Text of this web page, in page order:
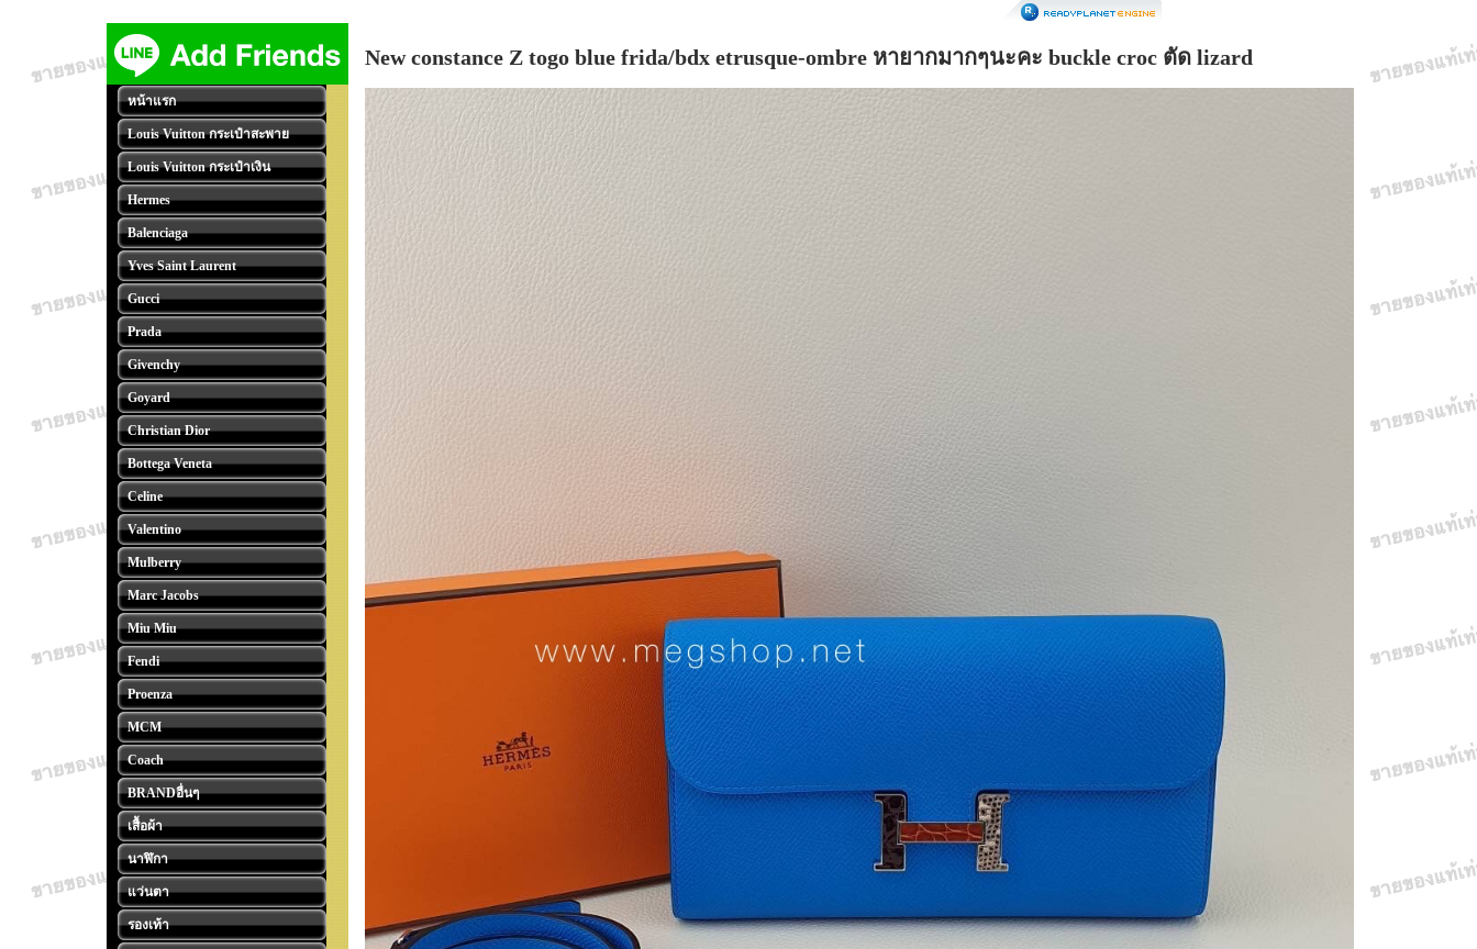
หน้าแรก
Louis Vuitton กระเป๋าสะพาย
Louis Vuitton กระเป๋าเงิน
Hermes
Balenciaga
Yves Saint Laurent
Gucci
Prada
Givenchy
Goyard
Christian Dior
Bottega Veneta
Celine
Valentino
Mulberry
Marc Jacobs
Miu Miu
Fendi
Proenza
MCM
Coach
BRANDอื่นๆ
เสื้อผ้า
นาฬิกา
แว่นตา
รองเท้า
New constance Z togo blue frida/bdx etrusque-ombre หายากมากๆนะคะ buckle croc ตัด lizard